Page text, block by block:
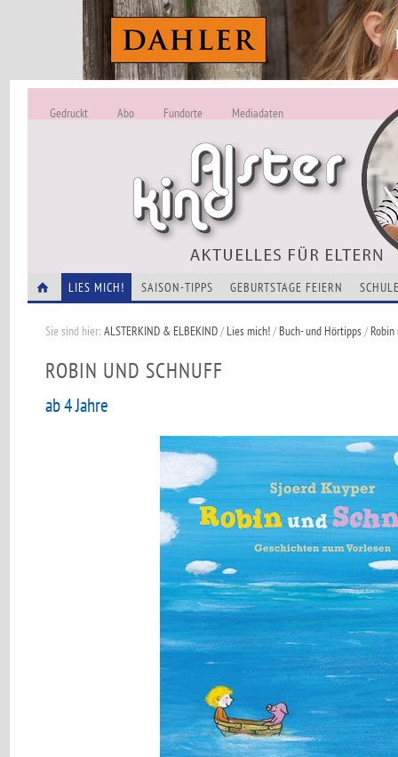
ALSTERKIND -
Alles Neu
Gedruckt Abo Fundorte Mediadaten
LIES MICH! SAISON-TIPPS GEBURTSTAGE FEIERN
Sie sind hier:ALSTERKIND & ELBEKIND/Lies mich!/Buch- und Hörtipps/
ROBIN UND SCHNUFF
ab 4 Jahre